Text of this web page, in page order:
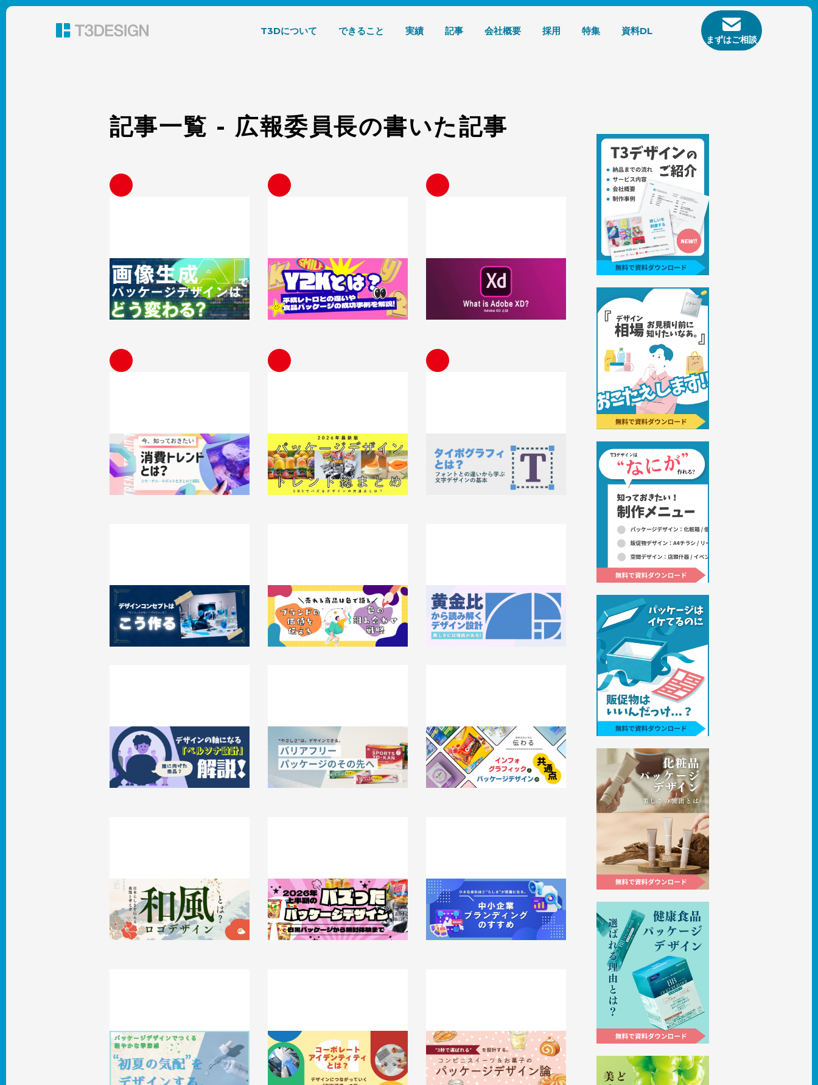
東京都渋谷のパッケージデザイン・グラフィックデザイン 株式会社T3デザイン
T3Dについて できること 実績 記事 会社概要 採用 特集 資料DL
まずはご相談
記事一覧 - 広報委員長の書いた記事
画像生成AIでパッケージデザインはど
う変わる？おすすめツールと活用事例
2026.08.04 知識 / ノウハウ
Y2Kデザインとは？平成レトロとの違
いや食品パッケージの成功事例を解説
2026.08.04 知識 / ノウハウ
Adobe XDとは？基本・プロトタイ
プ・データ共有・便利機能までまとめて
2026.08.03 知識 / ノウハウ
エモ消費とは？Z世代に刺さる商品特
徴とブランディングについて解説
2026.07.27 知識 / ノウハウ
【2026年最新版】パッケージデザイン
トレンド総まとめ｜SNSでバズるデ
ザインの共通点とは？
2026.07.24 知識 / ノウハウ
タイポグラフィとは？フォントとの違
いから学ぶ、文字デザインの基本
2026.07.24 知識 / ノウハウ
「センス」じゃない「プロセス」だ！デザ
インコンセプトはこう作る
2026.07.01 事例
売れる商品は色で語る。ブランド価値
を伝える色の組み合わせ戦略
2026.06.22 事例
美しさには理由がある！黄金比から読
み解くデザイン設計
2026.06.22 知識 / ノウハウ
「誰に向けた商品？」デザインの軸にな
る「ペルソナ設計」を解説！
2026.06.12
知識 / ノウハウ
“やさしさ”は、デザインできる。 バリ
アフリーパッケージのその先へ
2026.06.05 事例
「読ませないのに伝わる」。インフォグ
ラフィックとパッケージデザインの共
通点
2026.05.29 事例
和風ロゴデザインとは？日本らしさを
伝える表現と考え方
2026.05.21 事例
白黒パッケージから開封体験まで。2
026年上半期のバズったパッケージ
デザイン
2026.05.18 知識 / ノウハウ
小さな会社ほど“らしさ”が武器にな
る。中小企業ブランディングのすすめ
2026.05.13 事例
“初夏の気配”をデザインする。パッケ
ージデザインでつくる軽やかな季節感
2026.04.30 事例
コーポレートアイデンティティとは？
デザインにつながっていく「判断基
準」の話
2026.04.28
知識 / ノウハウ
“3秒で選ばれる”を設計する。コンビ
ニスイーツ＆お菓子のパッケージデザ
イン論
2026.04.20 事例